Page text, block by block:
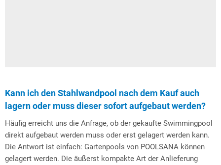
Kann ich den Stahlwandpool nach dem Kauf auch
lagern oder muss dieser sofort aufgebaut werden?
Häufig erreicht uns die Anfrage, ob der gekaufte Swimmingpool
direkt aufgebaut werden muss oder erst gelagert werden kann.
Die Antwort ist einfach: Gartenpools von POOLSANA können
gelagert werden. Die äußerst kompakte Art der Anlieferung